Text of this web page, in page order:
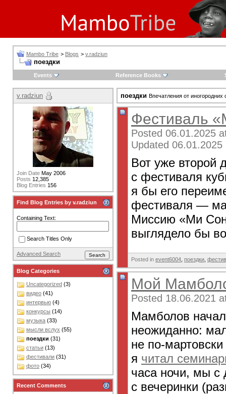
Mambo Tribe > Blogs > v.radziun
поездки
Events Reference Books
поездки Впечатления от
Фестиваль
Posted 06.01.2025
Updated
Вот уже второй
с фестиваля
я бы его
фестиваля —
Миссию «Ми
выглядело бы
Posted in event6004 поездки
Мой
Posted 18.06.2021
Мамболов
неожиданно:
не по-
я читал
часа ночи, мы с
с вечеринки
v.radziun
Join Date May 2006
Posts 12,385
Blog Entries 156
Find Blog Entries by v.radziun
Containing Text:
Search Titles Only
Advanced Search
Blog Categories
Uncategorized (3)
видео (41)
интервью (4)
конкурсы (14)
музыка (33)
мысли вслух (55)
поездки (31)
статьи (13)
фестивали (31)
фото (34)
Recent Comments